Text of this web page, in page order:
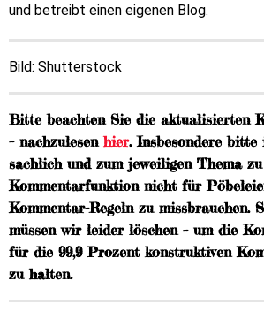
und betreibt einen eigenen Blog.
Bild: Shutterstock
Bitte beachten Sie die aktualisierten
– nachzulesenhier. Insbesondere bitte
sachlich und zum jeweiligen Thema
Kommentarfunktion nicht für
Kommentar-Regeln zu missbrauchen.
müssen wir leider löschen – um die
für die 99,9 Prozent konstruktiven
zu halten.